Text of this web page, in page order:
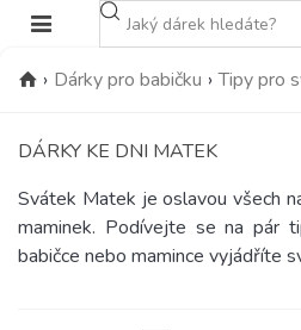
› Dárky pro babičku › Tipy pro
DÁRKY KE DNI MATEK
Svátek Matek je oslavou všech
maminek. Podívejte se na pár
babičce nebo mamince vyjádříte